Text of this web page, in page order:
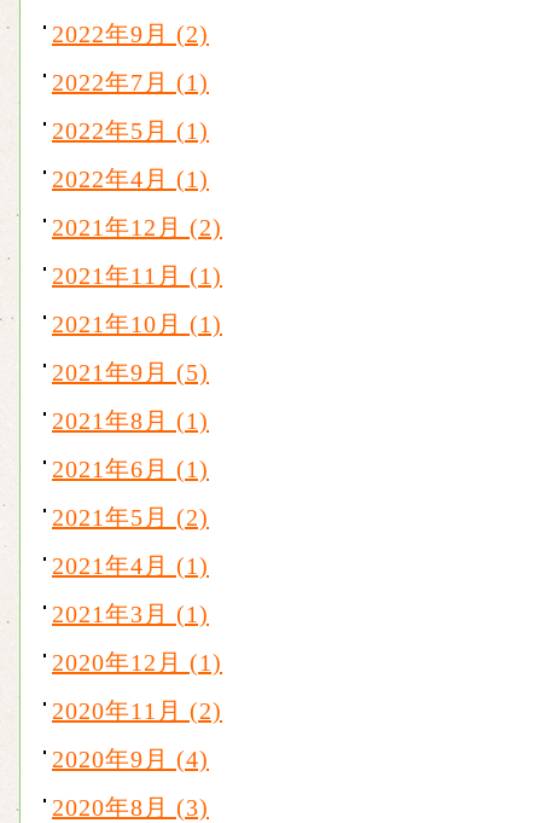
2022年9月 (2)
2022年7月 (1)
2022年5月 (1)
2022年4月 (1)
2021年12月 (2)
2021年11月 (1)
2021年10月 (1)
2021年9月 (5)
2021年8月 (1)
2021年6月 (1)
2021年5月 (2)
2021年4月 (1)
2021年3月 (1)
2020年12月 (1)
2020年11月 (2)
2020年9月 (4)
2020年8月 (3)